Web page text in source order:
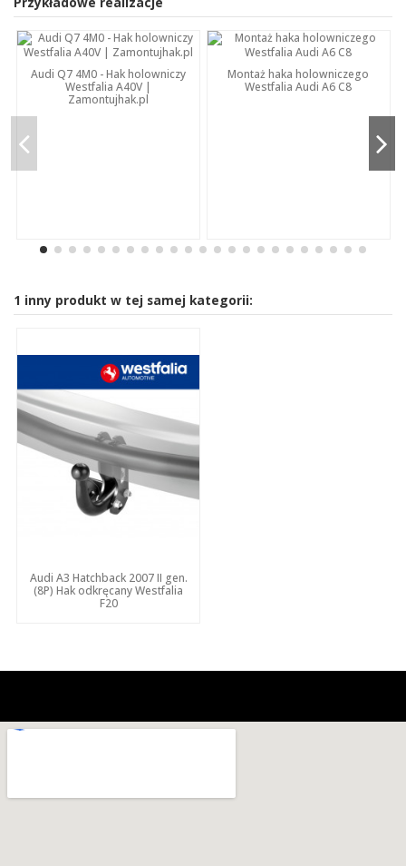
Audi Q7 4M0 - Hak holowniczy
Westfalia A40V |
Zamontujhak.pl
Montaż haka holowniczego
Westfalia Audi A6 C8
1 inny produkt w tej samej kategorii:
Audi A3 Hatchback 2007 II gen.
(8P) Hak odkręcany Westfalia
F20